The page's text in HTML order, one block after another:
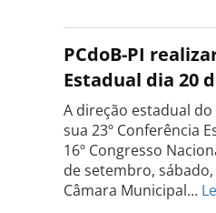
PCdoB-PI
Estadual dia 20
A direção estadual
sua 23º Conferência
16º Congresso
de setembro,
Câmara Municipal…